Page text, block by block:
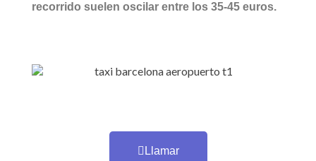
recorrido suelen oscilar entre los 35-45 euros.
Llamar